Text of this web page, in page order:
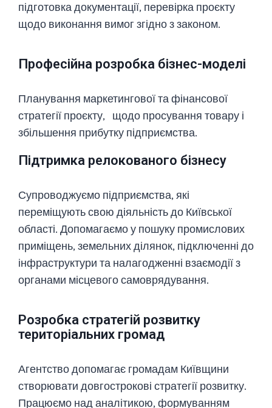
Професійна розробка бізнес-моделі
Планування маркетингової та фінансової
стратегії проєкту, щодо просування товару і
збільшення прибутку підприємства.
підготовка документації, перевірка проєкту
щодо виконання вимог згідно з законом.
Розробка стратегій розвитку
територіальних громад
Агентство допомагає громадам Київщини
створювати довгострокові стратегії розвитку.
Працюємо над аналітикою, формуванням
Підтримка релокованого бізнесу
Супроводжуємо підприємства, які
переміщують свою діяльність до Київської
області. Допомагаємо у пошуку промислових
приміщень, земельних ділянок, підключенні до
інфраструктури та налагодженні взаємодії з
органами місцевого самоврядування.